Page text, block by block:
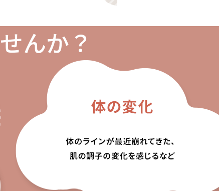
んか？